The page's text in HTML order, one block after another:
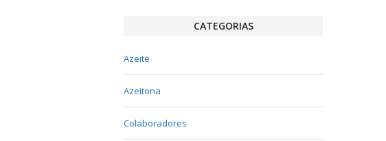
CATEGORIAS
Azeite
Azeitona
Colaboradores